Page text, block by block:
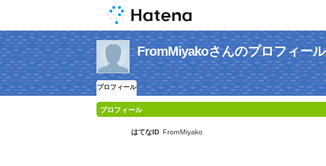
FromMiyakoさんのプロフィール
プロフィール
プロフィール
はてなID FromMiyako